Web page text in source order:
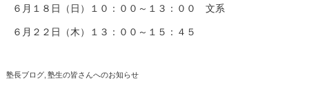
６月１８日（日）１０：００～１３：００ 文系
６月２２日（木）１３：００～１５：４５
塾長ブログ 塾生の皆さんへのお知らせ